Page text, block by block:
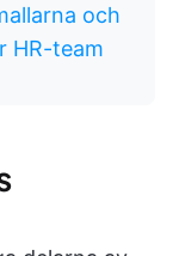
och
HR-team